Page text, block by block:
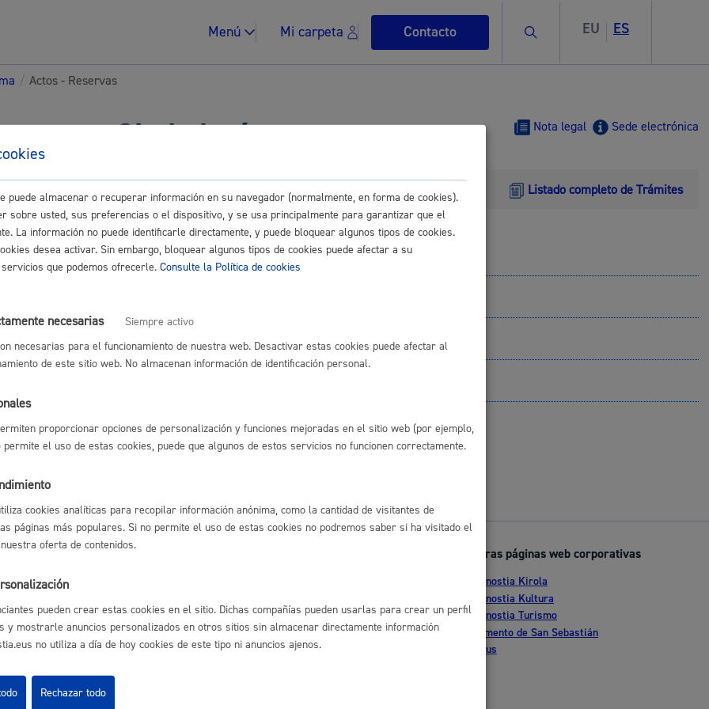
Menú Mi carpeta Contacto Buscar EU ES
Impuestos y multas
/ Actos - Reservas
para Ciudadanía Sede electrónica
Nota legal
Buscar Listado completo de Trámites
índice Volver atrás
Sede electrónica
Mapas - GeoDonostia
Sala de prensa
Otras páginas web corporativas
Donostia Kirola
Donostia Kultura
Donostia Turismo
Fomento de San Sebastián
Dbus
puede almacenar o recuperar información en su navegador (normalmente, en forma de cookies).
sobre usted, sus preferencias o el dispositivo, y se usa principalmente para garantizar que el
La información no puede identificarle directamente, y puede bloquear algunos tipos de cookies.
desea activar. Sin embargo, bloquear algunos tipos de cookies puede afectar a su
que podemos ofrecerle. Consulte la Política de cookies
necesarias
Siempre activo
necesarias para el funcionamiento de nuestra web. Desactivar estas cookies puede afectar al
de este sitio web. No almacenan información de identificación personal.
proporcionar opciones de personalización y funciones mejoradas en el sitio web (por ejemplo,
permite el uso de estas cookies, puede que algunos de estos servicios no funcionen correctamente.
cookies analíticas para recopilar información anónima, como la cantidad de visitantes de
páginas más populares. Si no permite el uso de estas cookies no podremos saber si ha visitado el
oferta de contenidos.
pueden crear estas cookies en el sitio. Dichas compañías pueden usarlas para crear un perfil
y mostrarle anuncios personalizados en otros sitios sin almacenar directamente información
no utiliza a día de hoy cookies de este tipo ni anuncios ajenos.
Rechazar todo